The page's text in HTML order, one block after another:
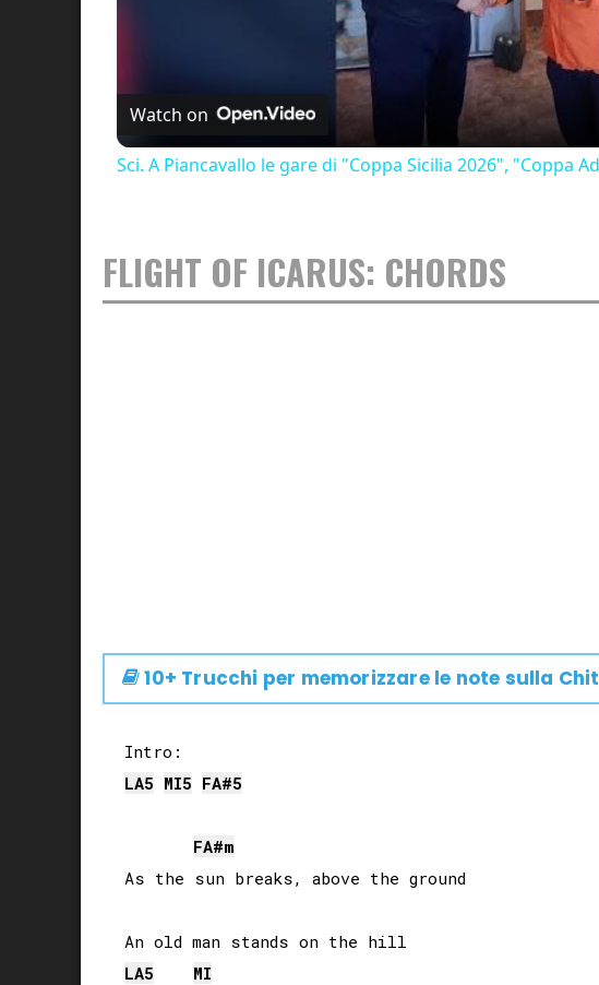
Watch on
Sci. A Piancavallo le gare di "Coppa Sicilia 2026", "Coppa
FLIGHT OF ICARUS: CHORDS
10+ Trucchi per memorizzare le note sulla
LA5 MI5 FA#5
FA#m
As the sun breaks, above the ground
LA5
MI